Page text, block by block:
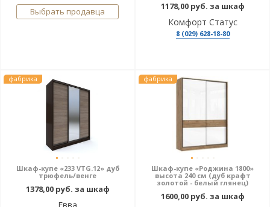
Выбрать продавца 1178,00 руб. за шкаф
Комфорт Статус
8 (029) 628-18-80
фабрика
Шкаф-купе «233 VTG.12» дуб
трюфель/венге
1378,00 руб. за шкаф
фабрика
Шкаф-купе «Роджина 1800»
высота 240 см (дуб крафт
золотой - белый глянец)
1600,00 руб. за шкаф